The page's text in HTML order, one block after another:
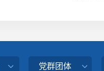
党群团体